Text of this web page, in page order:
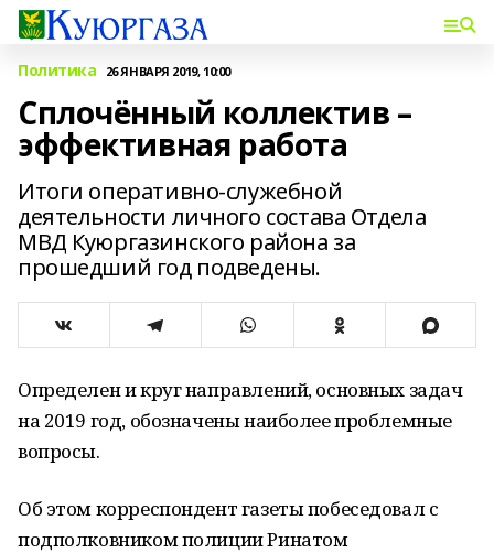
Политика 26 ЯНВАРЯ 2019, 10:00
Сплочённый коллектив –
эффективная работа
Итоги оперативно-служебной
деятельности личного соста­ва Отдела
МВД Куюргазинско­го района за
прошедший год подведены.
Определен и круг направлений, основ­ных задач
на 2019 год, обозначены наибо­лее проблемные
вопросы.
Об этом корреспондент газеты побесе­довал с
подполковником полиции Рина­том